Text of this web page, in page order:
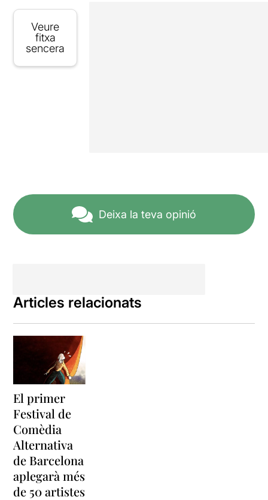
Veure
fitxa
sencera
Deixa la teva opinió
Articles relacionats
El primer
Festival de
Comèdia
Alternativa
de Barcelona
aplegarà més
de 50 artistes